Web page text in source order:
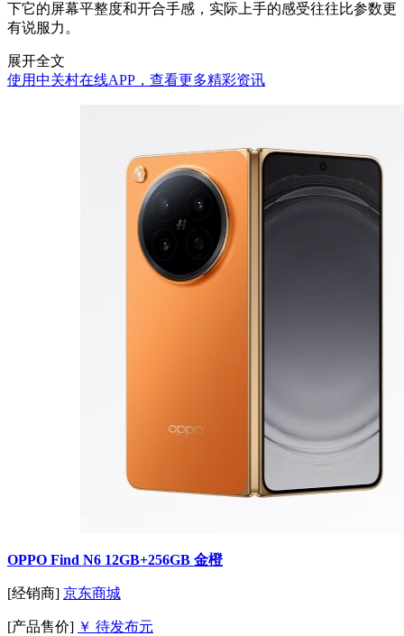
下它的屏幕平整度和开合手感，实际上手的感受往往比参数更
有说服力。
展开全文
使用中关村在线APP，查看更多精彩资讯
OPPO Find N6 12GB+256GB 金橙
[经销商] 京东商城
[产品售价] ￥ 待发布元